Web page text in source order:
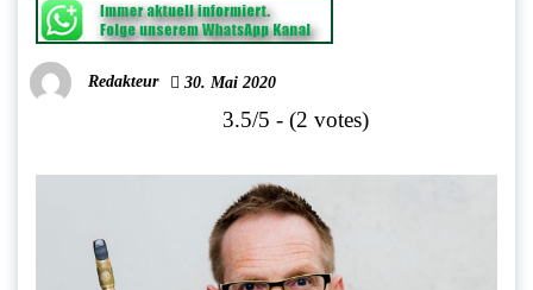
Redakteur 30. Mai 2020
3.5/5 - (2 votes)